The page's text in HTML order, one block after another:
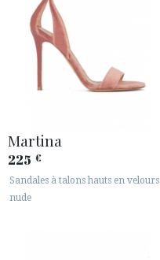
SECURE WEB SSL CERTIFICATE
Martina
225 €
Sandales à talons hauts en velours
nude